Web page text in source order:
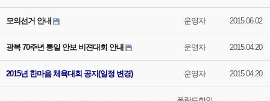
모의선거 안내 운영자 2015.06.02
광복 70주년 통일 안보 비젼대회 안내 운영자 2015.04.20
2015년 한마음 체육대회 공지(일정 변경) 운영자 2015.04.20